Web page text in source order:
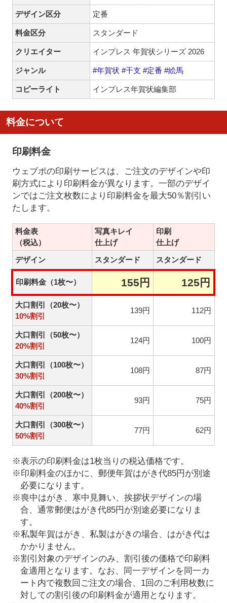
デザイン区分 定番
料金区分 スタンダード
クリエイター インプレス 年賀状シリーズ 2026
ジャンル #年賀状 #干支 #定番 #絵馬
コピーライト インプレス年賀状編集部
料金について
印刷料金
ウェブポの印刷サービスは、ご注文のデザインや印
刷方式により印刷料金が異なります。一部のデザイ
ンではご注文枚数により印刷料金を最大50％割引い
たします。
料金表
（税込）
写真キレイ
仕上げ
印刷
仕上げ
デザイン
スタンダード スタンダード
印刷料金（1枚〜） 155円 125円
大口割引（20枚〜）
10%割引
139円 112円
大口割引（50枚〜）
20%割引
124円 100円
大口割引（100枚〜）
30%割引
108円 87円
大口割引（200枚〜）
40%割引
93円 75円
大口割引（300枚〜）
50%割引
77円 62円
※表示の印刷料金は1枚当りの税込価格です。
※印刷料金のほかに、郵便年賀はがき代85円が別途
必要になります。
※喪中はがき、寒中見舞い、挨拶状デザインの場
合、通常郵便はがき代85円が別途必要になりま
す。
※私製年賀はがき、私製はがきの場合、はがき代は
かかりません。
※割引対象のデザインのみ、割引後の価格で印刷料
金適用となります。なお、同一デザインを同一カ
ート内で複数回ご注文の場合、1回のご利用枚数に
対しての割引後の印刷料金が適用となります。